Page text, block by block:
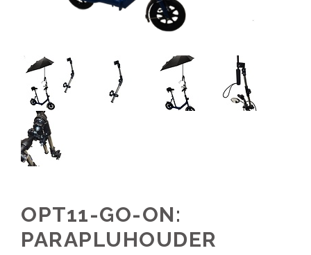
OPT11-GO-ON:
PARAPLUHOUDER